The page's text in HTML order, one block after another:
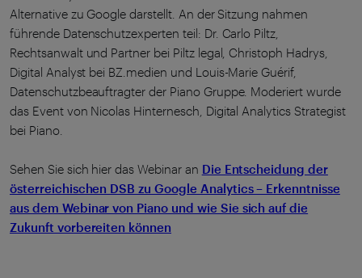
Alternative zu Google darstellt. An der Sitzung nahmen
führende Datenschutzexperten teil: Dr. Carlo Piltz,
Rechtsanwalt und Partner bei Piltz legal, Christoph Hadrys,
Digital Analyst bei BZ.medien und Louis-Marie Guérif,
Datenschutzbeauftragter der Piano Gruppe. Moderiert wurde
das Event von Nicolas Hinternesch, Digital Analytics Strategist
bei Piano.
Sehen Sie sich hier das Webinar an Die Entscheidung der
österreichischen DSB zu Google Analytics – Erkenntnisse
aus dem Webinar von Piano und wie Sie sich auf die
Zukunft vorbereiten können